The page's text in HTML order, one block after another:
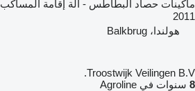
ماكينات حصاد البطاطس - آلة إقامة المساكب
2011
هولندا، Balkbrug
Troostwijk Veilingen B.V.
8 سنوات في Agroline